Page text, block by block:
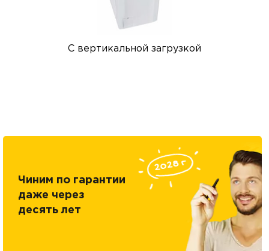
С вертикальной загрузкой
Чиним по гарантии
даже через
десять лет